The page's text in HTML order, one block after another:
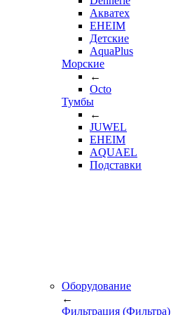
Акватех
EHEIM
Детские
AquaPlus
Морские
←
Octo
Тумбы
←
JUWEL
EHEIM
AQUAEL
Подставки
Оборудование
←
Фильтрация (Фильтра)